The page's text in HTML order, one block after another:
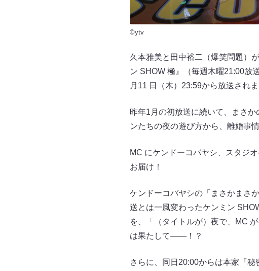
©ytv
久本雅美と田中裕二（爆笑問題）
ン SHOW 極』（毎週木曜21:00放
月11 日（木）23:59から放送されま
昨年1月の初放送に続いて、まさ
ンたちの夜の遊び方から、離婚事
MC にケンドーコバヤシ、スタジ
お届け！
ケンドーコバヤシの「まさかまさ
送とは一風変わったケンミン
を、「（タイトルが）夜で、MC
は果たして――！？
さらに、同日20:00からは本家『